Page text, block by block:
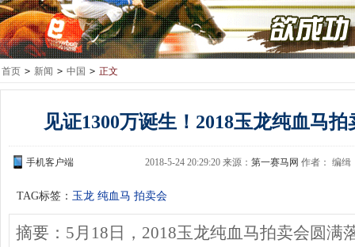
首页 > 新闻 > 中国 > 正文
见证1300万诞生！2018玉龙纯血马
手机客户端 2018-5-24 20:29:20 来源：第一赛马网 作者： 编缉
TAG标签： 玉龙 纯血马 拍卖会
摘要：5月18日，2018玉龙纯血马拍卖会圆满